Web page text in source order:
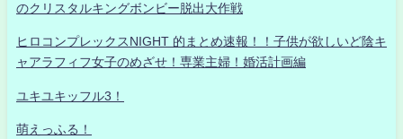
のクリスタルキングボンビー脱出大作戦
ヒロコンプレックスNIGHT 的まとめ速報！！子供が欲しいど陰キ
ャアラフィフ女子のめざせ！専業主婦！婚活計画編
ユキユキッフル3！
萌えっふる！